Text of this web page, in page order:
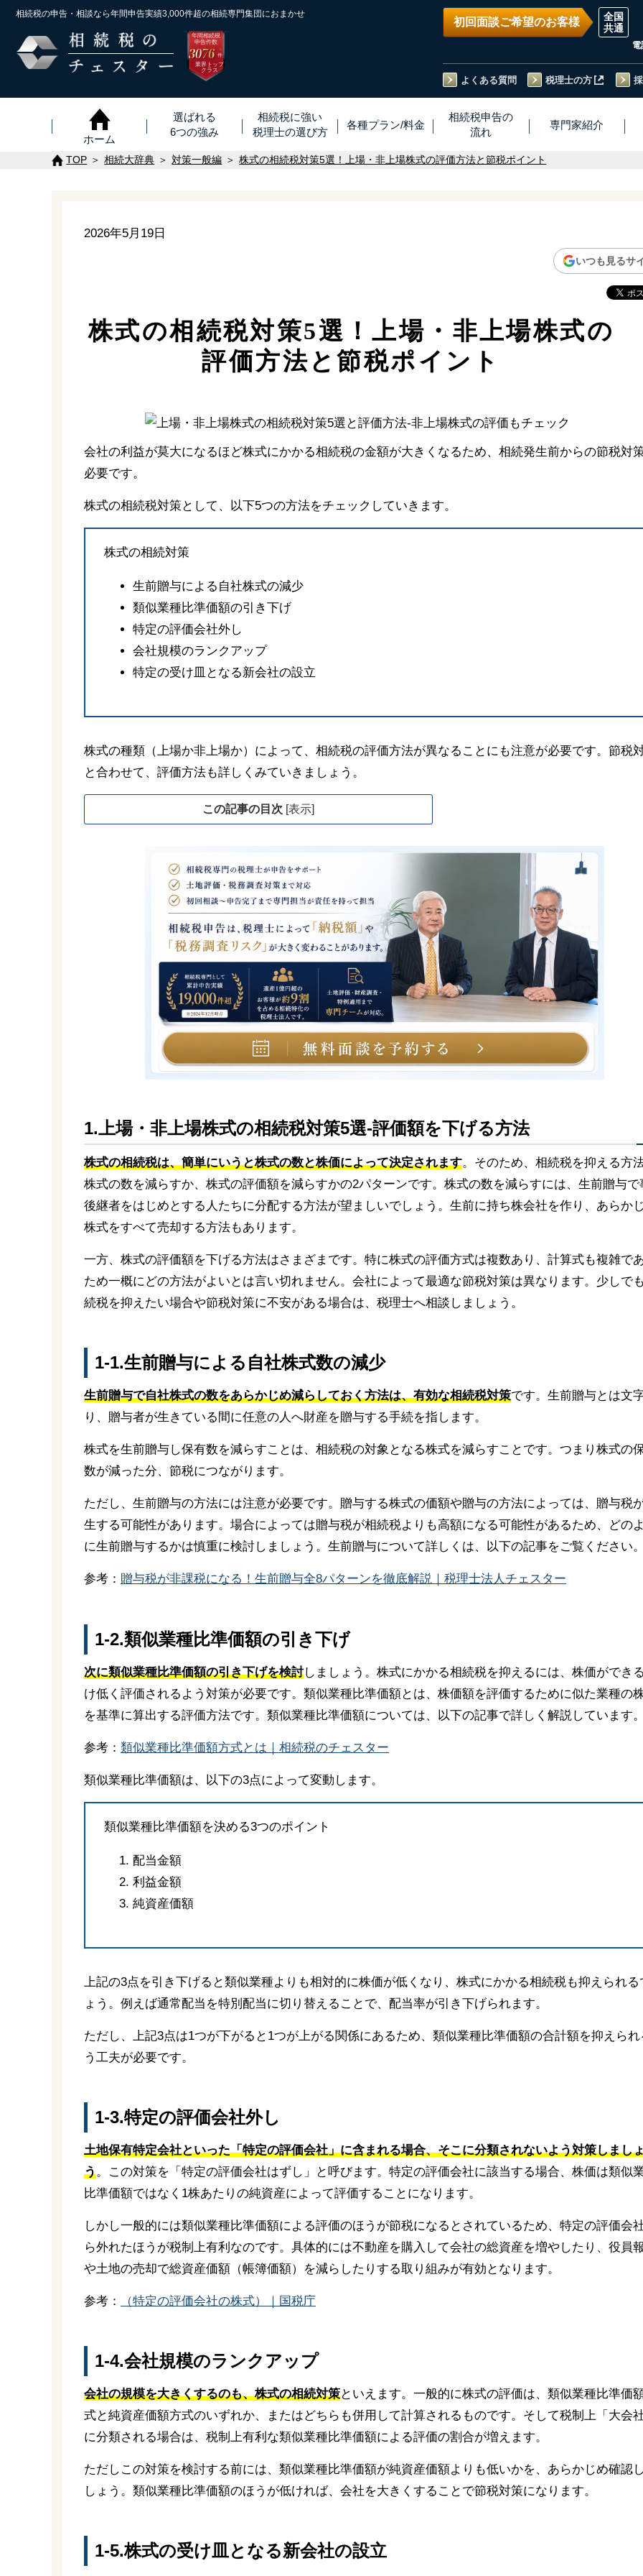
相続税の申告・相談なら年間申告実績3,000件超の相続専門集団におまかせ
年間相続税
申告件数
3076 ※
件
業界トップ
クラス
初回面談ご希望のお客様
よくある質問 税理士の方
ホーム
選ばれる
6つの強み
相続税に強い
税理士の選び方
各種プラン/料金
相続税申告の
流れ
専門家紹介
TOP 相続大辞典 対策一般編 株式の相続税対策5選！上場・非上場株式の評価方法と節税ポイント
2026年5月19日
いつも見るサ
株式の相続税対策5選！上場・非上場株式の
評価方法と節税ポイント
会社の利益が莫大になるほど株式にかかる相続税の金額が大きくなるため、相続発生前からの節税対
必要です。
株式の相続税対策として、以下5つの方法をチェックしていきます。
株式の相続対策
生前贈与による自社株式の減少
類似業種比準価額の引き下げ
特定の評価会社外し
会社規模のランクアップ
特定の受け皿となる新会社の設立
株式の種類（上場か非上場か）によって、相続税の評価方法が異なることにも注意が必要です。節税
と合わせて、評価方法も詳しくみていきましょう。
この記事の目次 [表示]
1.上場・非上場株式の相続税対策5選-評価額を下げる方法
株式の相続税は、簡単にいうと株式の数と株価によって決定されます。そのため、相続税を抑える方
株式の数を減らすか、株式の評価額を減らすかの2パターンです。株式の数を減らすには、生前贈与で
後継者をはじめとする人たちに分配する方法が望ましいでしょう。生前に持ち株会社を作り、あらか
株式をすべて売却する方法もあります。
一方、株式の評価額を下げる方法はさまざまです。特に株式の評価方式は複数あり、計算式も複雑で
ため一概にどの方法がよいとは言い切れません。会社によって最適な節税対策は異なります。少しで
続税を抑えたい場合や節税対策に不安がある場合は、税理士へ相談しましょう。
1-1.生前贈与による自社株式数の減少
生前贈与で自社株式の数をあらかじめ減らしておく方法は、有効な相続税対策です。生前贈与とは文
り、贈与者が生きている間に任意の人へ財産を贈与する手続を指します。
株式を生前贈与し保有数を減らすことは、相続税の対象となる株式を減らすことです。つまり株式の
数が減った分、節税につながります。
ただし、生前贈与の方法には注意が必要です。贈与する株式の価額や贈与の方法によっては、贈与税
生する可能性があります。場合によっては贈与税が相続税よりも高額になる可能性があるため、どの
に生前贈与するかは慎重に検討しましょう。生前贈与について詳しくは、以下の記事をご覧ください。
参考： 贈与税が非課税になる！生前贈与全8パターンを徹底解説｜税理士法人チェスター
1-2.類似業種比準価額の引き下げ
次に類似業種比準価額の引き下げを検討しましょう。株式にかかる相続税を抑えるには、株価ができ
け低く評価されるよう対策が必要です。類似業種比準価額とは、株価額を評価するために似た業種の
を基準に算出する評価方法です。類似業種比準価額については、以下の記事で詳しく解説しています。
参考： 類似業種比準価額方式とは｜相続税のチェスター
類似業種比準価額は、以下の3点によって変動します。
類似業種比準価額を決める3つのポイント
配当金額
利益金額
純資産価額
上記の3点を引き下げると類似業種よりも相対的に株価が低くなり、株式にかかる相続税も抑えられる
ょう。例えば通常配当を特別配当に切り替えることで、配当率が引き下げられます。
ただし、上記3点は1つが下がると1つが上がる関係にあるため、類似業種比準価額の合計額を抑えられ
う工夫が必要です。
1-3.特定の評価会社外し
土地保有特定会社といった「特定の評価会社」に含まれる場合、そこに分類されないよう対策しまし
う。この対策を「特定の評価会社はずし」と呼びます。特定の評価会社に該当する場合、株価は類似
比準価額ではなく1株あたりの純資産によって評価することになります。
しかし一般的には類似業種比準価額による評価のほうが節税になるとされているため、特定の評価会
ら外れたほうが税制上有利なのです。具体的には不動産を購入して会社の総資産を増やしたり、役員
や土地の売却で総資産価額（帳簿価額）を減らしたりする取り組みが有効となります。
参考： （特定の評価会社の株式）｜国税庁
1-4.会社規模のランクアップ
会社の規模を大きくするのも、株式の相続対策といえます。一般的に株式の評価は、類似業種比準価
式と純資産価額方式のいずれか、またはどちらも併用して計算されるものです。そして税制上「大会社
に分類される場合は、税制上有利な類似業種比準価額による評価の割合が増えます。
ただしこの対策を検討する前には、類似業種比準価額が純資産価額よりも低いかを、あらかじめ確認
しょう。類似業種比準価額のほうが低ければ、会社を大きくすることで節税対策になります。
1-5.株式の受け皿となる新会社の設立